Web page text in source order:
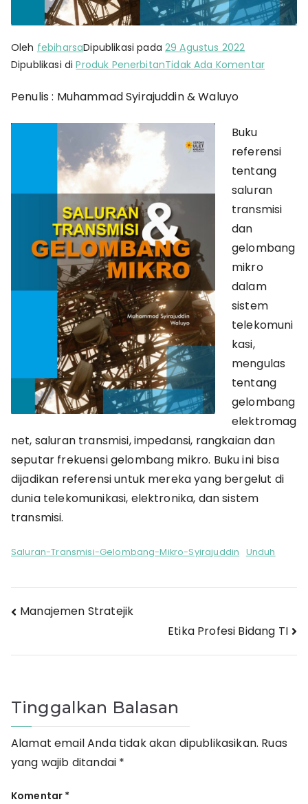
Oleh febiharsaDipublikasi pada 29 Agustus 2022
Dipublikasi diProduk PenerbitanTidak Ada Komentarpada
Mikro
Penulis : Muhammad Syirajuddin & Waluyo
Buku
referensi
tentang
saluran
transmisi
dan
gelombang
mikro
dalam
sistem
telekomuni
kasi,
mengulas
tentang
gelombang
elektromag
net, saluran transmisi, impedansi, rangkaian dan
seputar frekuensi gelombang mikro. Buku ini bisa
dijadikan referensi untuk mereka yang bergelut di
dunia telekomunikasi, elektronika, dan sistem
transmisi.
Saluran-Transmisi-Gelombang-Mikro-Syirajuddin Unduh
Navigasi
Manajemen Stratejik
Etika Profesi Bidang TI
Tinggalkan Balasan
Alamat email Anda tidak akan dipublikasikan. Ruas
yang wajib ditandai *
Komentar *